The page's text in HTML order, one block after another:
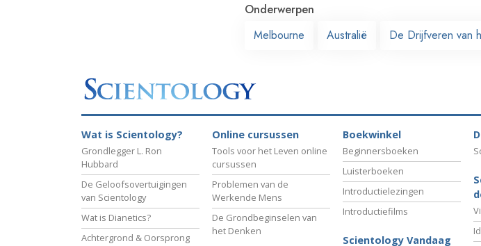
Onderwerpen
Melbourne
Australië De Drijfveren van
Wat is Scientology?
Grondlegger L. Ron
Hubbard
De Geloofsovertuigingen
van Scientology
Wat is Dianetics?
Achtergrond & Oorsprong
Online cursussen
Tools voor het Leven online
cursussen
Problemen van de
Werkende Mens
De Grondbeginselen van
het Denken
Boekwinkel
Beginnersboeken
Luisterboeken
Introductielezingen
Introductiefilms
Scientology Vandaag